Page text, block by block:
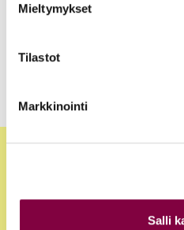
Mieltymykset
Tilastot
Markkinointi
Salli
Kuinka kuulla